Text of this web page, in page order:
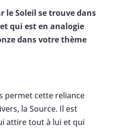
le Soleil se trouve dans
qui est en analogie
dans votre thème
permet cette reliance
la Source. Il est
attire tout à lui et qui